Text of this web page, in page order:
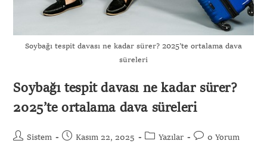
Soybağı tespit davası ne kadar sürer? 2025’te ortalama dava
süreleri
Soybağı tespit davası ne kadar sürer?
2025’te ortalama dava süreleri
Sistem Kasım 22, 2025 Yazılar 0 Yorum